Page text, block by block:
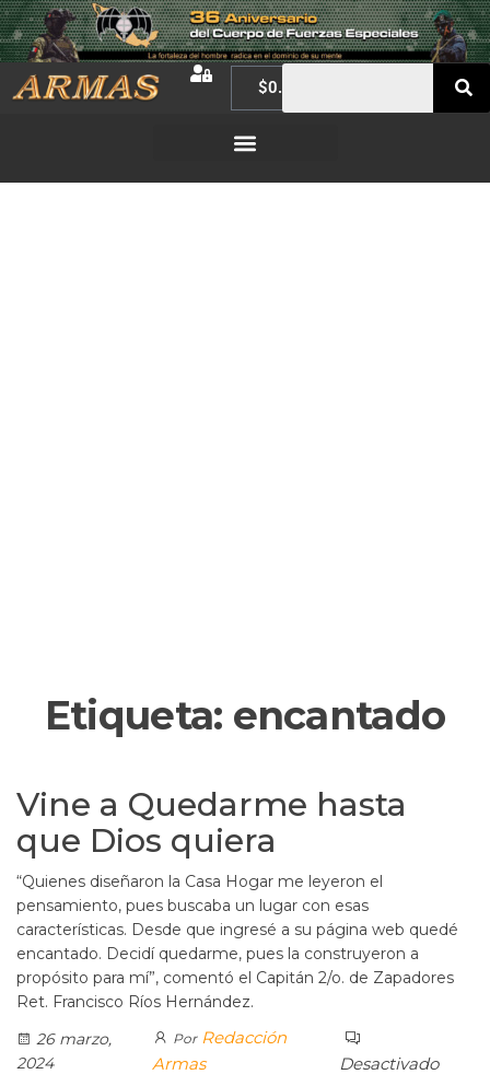
$0.00
Etiqueta: encantado
Vine a Quedarme hasta
que Dios quiera
“Quienes diseñaron la Casa Hogar me leyeron el
pensamiento, pues buscaba un lugar con esas
características. Desde que ingresé a su página web quedé
encantado. Decidí quedarme, pues la construyeron a
propósito para mí”, comentó el Capitán 2/o. de Zapadores
Ret. Francisco Ríos Hernández.
26 marzo,
2024
Por Redacción
Armas
Desactivado